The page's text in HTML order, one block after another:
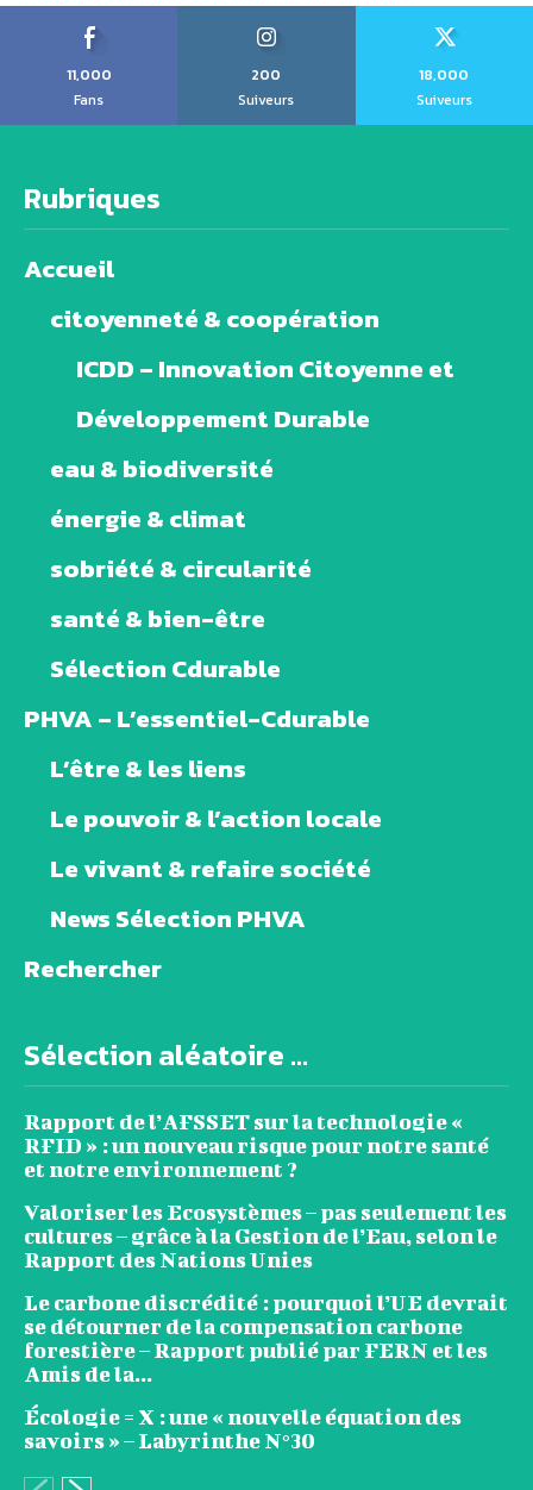
11,000
Fans
200
Suiveurs
18,000
Suiveurs
Rubriques
Accueil
citoyenneté & coopération
ICDD – Innovation Citoyenne et
Développement Durable
eau & biodiversité
énergie & climat
sobriété & circularité
santé & bien-être
Sélection Cdurable
PHVA – L’essentiel-Cdurable
L’être & les liens
Le pouvoir & l’action locale
Le vivant & refaire société
News Sélection PHVA
Rechercher
Sélection aléatoire ...
Rapport de l’AFSSET sur la technologie «
RFID » : un nouveau risque pour notre santé
et notre environnement ?
Valoriser les Ecosystèmes – pas seulement les
cultures – grâce à la Gestion de l’Eau, selon le
Rapport des Nations Unies
Le carbone discrédité : pourquoi l’UE devrait
se détourner de la compensation carbone
forestière – Rapport publié par FERN et les
Amis de la...
Écologie = X : une « nouvelle équation des
savoirs » – Labyrinthe N°30